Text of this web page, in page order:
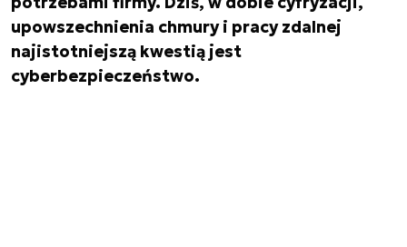
upowszechnienia chmury i pracy zdalnej
najistotniejszą kwestią jest
cyberbezpieczeństwo.